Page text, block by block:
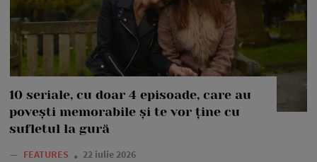
10 seriale, cu doar 4 episoade, care au
povești memorabile și te vor ține cu
sufletul la gură
— FEATURES 22 iulie 2026